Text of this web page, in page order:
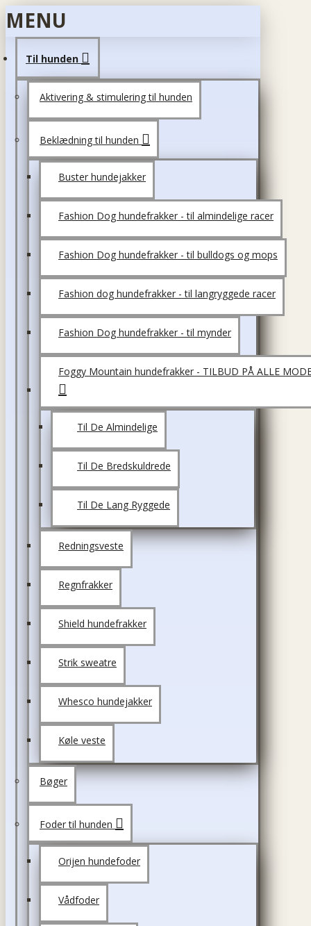
MENU
Til hunden
Aktivering & stimulering til hunden
Beklædning til hunden
Buster hundejakker
Fashion Dog hundefrakker - til almindelige racer
Fashion Dog hundefrakker - til bulldogs og mops
Fashion dog hundefrakker - til langryggede racer
Fashion Dog hundefrakker - til mynder
Foggy Mountain hundefrakker - TILBUD PÅ ALLE
Til De Almindelige
Til De Bredskuldrede
Til De Lang Ryggede
Redningsveste
Regnfrakker
Shield hundefrakker
Strik sweatre
Whesco hundejakker
Køle veste
Bøger
Foder til hunden
Orijen hundefoder
Vådfoder